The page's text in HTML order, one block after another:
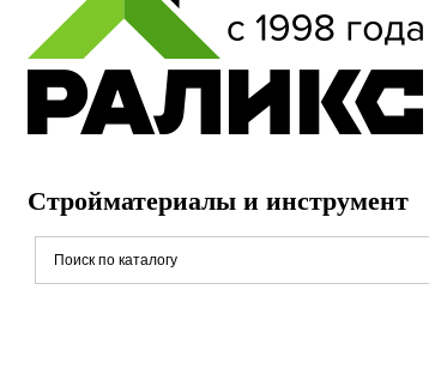
Стройматериалы и инструмент